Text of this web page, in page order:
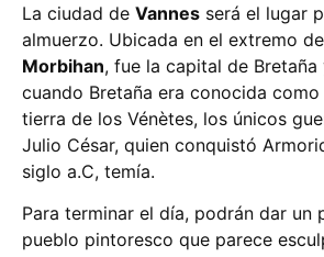
La ciudad de Vannes será el lugar
almuerzo. Ubicada en el extremo
Morbihan, fue la capital de Bretaña
cuando Bretaña era conocida
tierra de los Vénètes, los únicos
Julio César, quien conquistó
siglo a.C, temía.
Para terminar el día, podrán dar un
pueblo pintoresco que parece